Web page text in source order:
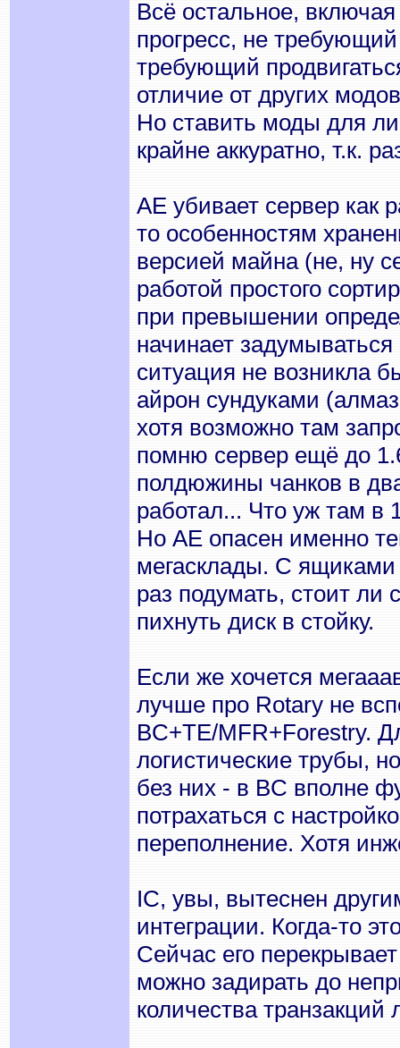
Всё остальное,
прогресс, не
требующий
отличие от других
Но ставить моды для
крайне аккуратно, т.к.
АЕ убивает сервер как
то особенностям
версией майна (не, ну
работой простого
при превышении
начинает
ситуация не возникла
айрон сундуками
хотя возможно там
помню сервер ещё до
полдюжины чанков в
работал... Что уж там в
Но АЕ опасен именно
мегасклады. С ящиками
раз подумать, стоит
пихнуть диск в стойку.
Если же хочется
лучше про Rotary не
BC+TE/MFR+Forestry.
логистические трубы,
без них - в BC вполне
потрахаться с
переполнение. Хотя
IC, увы, вытеснен
интеграции. Когда-то
Сейчас его
можно задирать до
количества транзакций